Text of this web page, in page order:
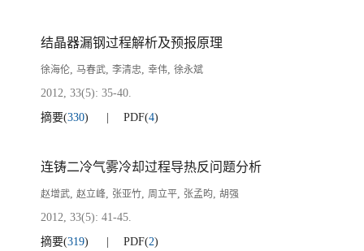
结晶器漏钢过程解析及预报原理
徐海伦, 马春武, 李清忠, 幸伟, 徐永斌
2012, 33(5): 35-40.
摘要(330) PDF(4)
连铸二冷气雾冷却过程导热反问题分析
赵增武, 赵立峰, 张亚竹, 周立平, 张孟昀, 胡强
2012, 33(5): 41-45.
摘要(319) PDF(2)